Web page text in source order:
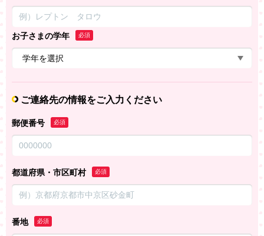
お子さまの学年 必須
ご連絡先の情報をご入力ください
郵便番号 必須
都道府県・市区町村 必須
番地 必須